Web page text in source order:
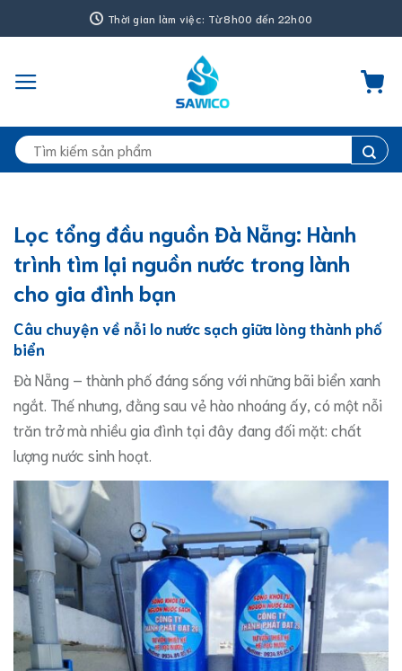
qua
dung
Thời gian làm việc: Từ 8h00 đến 22h00
Tìm
kiếm:
Lọc tổng đầu nguồn Đà Nẵng: Hành
trình tìm lại nguồn nước trong lành
cho gia đình bạn
​Câu chuyện về nỗi lo nước sạch giữa lòng thành phố
biển
​Đà Nẵng – thành phố đáng sống với những bãi biển xanh
ngắt. Thế nhưng, đằng sau vẻ hào nhoáng ấy, có một nỗi
trăn trở mà nhiều gia đình tại đây đang đối mặt: chất
lượng nước sinh hoạt.